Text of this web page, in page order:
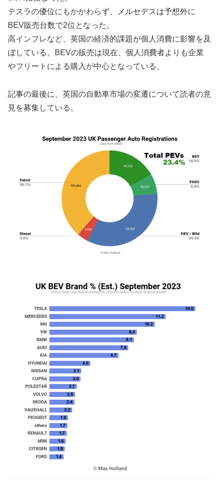
テスラの優位にもかかわらず、メルセデスは予想外に
BEV販売台数で2位となった。
高インフレなど、英国の経済的課題が個人消費に影響を及
ぼしている。BEVの販売は現在、個人消費者よりも企業
やフリートによる購入が中心となっている。
記事の最後に、英国の自動車市場の変遷について読者の意
見を募集している。